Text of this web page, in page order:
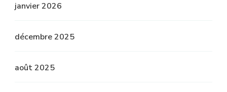
janvier 2026
décembre 2025
août 2025